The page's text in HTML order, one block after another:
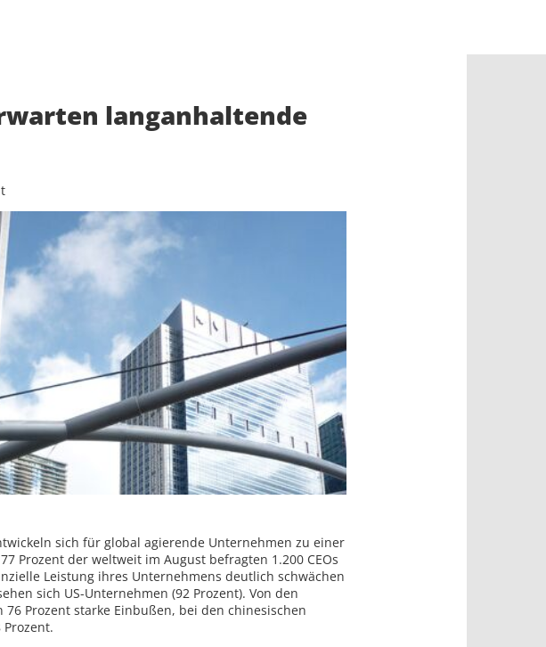
langanhaltende
sich für global agierende Unternehmen zu einer
Prozent der weltweit im August befragten 1.200 CEOs
Leistung ihres Unternehmens deutlich schwächen
sich US-Unternehmen (92 Prozent). Von den
76 Prozent starke Einbußen, bei den chinesischen